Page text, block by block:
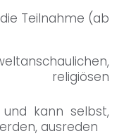
Teilnahme (ab
religiösen
kann selbst,
ausreden